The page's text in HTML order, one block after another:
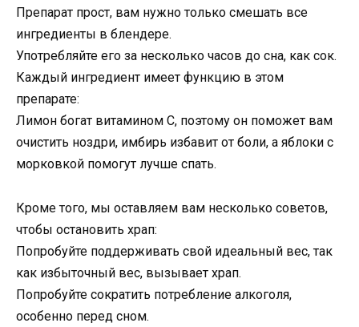
Препарат прост, вам нужно только смешать все
ингредиенты в блендере.
Употребляйте его за несколько часов до сна, как сок.
Каждый ингредиент имеет функцию в этом
препарате:
Лимон богат витамином С, поэтому он поможет вам
очистить ноздри, имбирь избавит от боли, а яблоки с
морковкой помогут лучше спать.
Кроме того, мы оставляем вам несколько советов,
чтобы остановить храп:
Попробуйте поддерживать свой идеальный вес, так
как избыточный вес, вызывает храп.
Попробуйте сократить потребление алкоголя,
особенно перед сном.